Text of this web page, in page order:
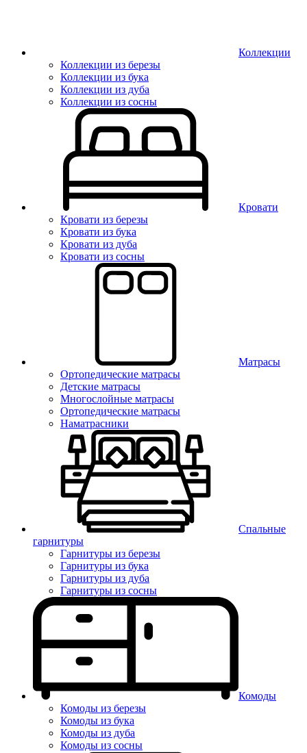
Коллекции
Коллекции из березы
Коллекции из бука
Коллекции из дуба
Коллекции из сосны
Кровати
Кровати из березы
Кровати из бука
Кровати из дуба
Кровати из сосны
Матрасы
Ортопедические матрасы
Детские матрасы
Многослойные матрасы
Ортопедические матрасы
Наматрасники
Спальные
гарнитуры
Гарнитуры из березы
Гарнитуры из бука
Гарнитуры из дуба
Гарнитуры из сосны
Комоды
Комоды из березы
Комоды из бука
Комоды из дуба
Комоды из сосны